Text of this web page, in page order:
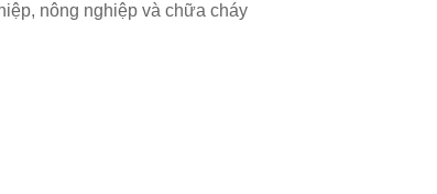
nông nghiệp và chữa cháy